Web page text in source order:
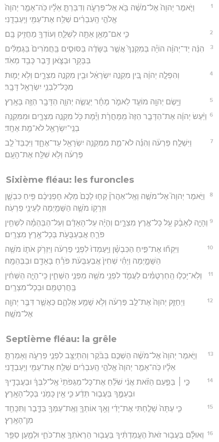
1
וַיֹּ֤אמֶר יְהוָה֙ אֶל־מֹשֶׁ֔ה בֹּ֖א אֶל־פַּרְעֹ֑ה וְדִבַּרְתָּ֣ אֵלָ֗יו כֹּֽה־אָמַ֤ר יְהוָה֙
אֱלֹהֵ֣י הָֽעִבְרִ֔ים שַׁלַּ֥ח אֶת־עַמִּ֖י וְיַֽעַבְדֻֽנִי׃
2 כִּ֛י אִם־מָאֵ֥ן אַתָּ֖ה לְשַׁלֵּ֑חַ וְעוֹדְךָ֖ מַחֲזִ֥יק בָּֽם׃
3
הִנֵּ֨ה יַד־יְהוָ֜ה הוֹיָ֗ה בְּמִקְנְךָ֙ אֲשֶׁ֣ר בַּשָּׂדֶ֔ה בַּסּוּסִ֤ים בַּֽחֲמֹרִים֙ בַּגְּמַלִּ֔ים
בַּבָּקָ֖ר וּבַצֹּ֑אן דֶּ֖בֶר כָּבֵ֥ד מְאֹֽד׃
4
וְהִפְלָ֣ה יְהוָ֔ה בֵּ֚ין מִקְנֵ֣ה יִשְׂרָאֵ֔ל וּבֵ֖ין מִקְנֵ֣ה מִצְרָ֑יִם וְלֹ֥א יָמ֛וּת
מִכָּל־לִבְנֵ֥י יִשְׂרָאֵ֖ל דָּבָֽר׃
5 וַיָּ֥שֶׂם יְהוָ֖ה מוֹעֵ֣ד לֵאמֹ֑ר מָחָ֗ר יַעֲשֶׂ֧ה יְהוָ֛ה הַדָּבָ֥ר הַזֶּ֖ה בָּאָֽרֶץ׃
6 וַיַּ֨עַשׂ יְהוָ֜ה אֶת־הַדָּבָ֤ר הַזֶּה֙ מִֽמָּחֳרָ֔ת וַיָּ֕מָת כֹּ֖ל מִקְנֵ֣ה מִצְרָ֑יִם וּמִמִּקְנֵ֥ה
בְנֵֽי־יִשְׂרָאֵ֖ל לֹא־מֵ֥ת אֶחָֽד׃
7
וַיִּשְׁלַ֣ח פַּרְעֹ֔ה וְהִנֵּ֗ה לֹא־מֵ֛ת מִמִּקְנֵ֥ה יִשְׂרָאֵ֖ל עַד־אֶחָ֑ד וַיִּכְבַּד֙ לֵ֣ב
פַּרְעֹ֔ה וְלֹ֥א שִׁלַּ֖ח אֶת־הָעָֽם׃
Sixième fléau: les furoncles
8
וַיֹּ֣אמֶר יְהוָה֮ אֶל־מֹשֶׁ֣ה וְאֶֽל־אַהֲרֹן֒ קְח֤וּ לָכֶם֙ מְלֹ֣א חָפְנֵיכֶ֔ם פִּ֖יחַ כִּבְשָׁ֑ן
וּזְרָק֥וֹ מֹשֶׁ֛ה הַשָּׁמַ֖יְמָה לְעֵינֵ֥י פַרְעֹֽה׃
9 וְהָיָ֣ה לְאָבָ֔ק עַ֖ל כָּל־אֶ֣רֶץ מִצְרָ֑יִם וְהָיָ֨ה עַל־הָאָדָ֜ם וְעַל־הַבְּהֵמָ֗ה לִשְׁחִ֥ין
פֹּרֵ֛חַ אֲבַעְבֻּעֹ֖ת בְּכָל־אֶ֥רֶץ מִצְרָֽיִם׃
10
וַיִּקְח֞וּ אֶת־פִּ֣יחַ הַכִּבְשָׁ֗ן וַיַּֽעַמְדוּ֙ לִפְנֵ֣י פַרְעֹ֔ה וַיִּזְרֹ֥ק אֹת֛וֹ מֹשֶׁ֖ה
הַשָּׁמָ֑יְמָה וַיְהִ֗י שְׁחִין֙ אֲבַעְבֻּעֹ֔ת פֹּרֵ֕חַ בָּאָדָ֖ם וּבַבְּהֵמָֽה׃
11
וְלֹֽא־יָכְל֣וּ הַֽחַרְטֻמִּ֗ים לַעֲמֹ֛ד לִפְנֵ֥י מֹשֶׁ֖ה מִפְּנֵ֣י הַשְּׁחִ֑ין כִּֽי־הָיָ֣ה הַשְּׁחִ֔ין
בַּֽחֲרְטֻמִּ֖ם וּבְכָל־מִצְרָֽיִם׃
12
וַיְחַזֵּ֤ק יְהוָה֙ אֶת־לֵ֣ב פַּרְעֹ֔ה וְלֹ֥א שָׁמַ֖ע אֲלֵהֶ֑ם כַּאֲשֶׁ֛ר דִּבֶּ֥ר יְהוָ֖ה
אֶל־מֹשֶֽׁה׃
Septième fléau: la grêle
13
וַיֹּ֤אמֶר יְהוָה֙ אֶל־מֹשֶׁ֔ה הַשְׁכֵּ֣ם בַּבֹּ֔קֶר וְהִתְיַצֵּ֖ב לִפְנֵ֣י פַרְעֹ֑ה וְאָמַרְתָּ֣
אֵלָ֗יו כֹּֽה־אָמַ֤ר יְהוָה֙ אֱלֹהֵ֣י הָֽעִבְרִ֔ים שַׁלַּ֥ח אֶת־עַמִּ֖י וְיַֽעַבְדֻֽנִי׃
14
כִּ֣י ׀ בַּפַּ֣עַם הַזֹּ֗את אֲנִ֨י שֹׁלֵ֜חַ אֶת־כָּל־מַגֵּפֹתַי֙ אֶֽל־לִבְּךָ֔ וּבַעֲבָדֶ֖יךָ
וּבְעַמֶּ֑ךָ בַּעֲב֣וּר תֵּדַ֔ע כִּ֛י אֵ֥ין כָּמֹ֖נִי בְּכָל־הָאָֽרֶץ׃
15
כִּ֤י עַתָּה֙ שָׁלַ֣חְתִּי אֶת־יָדִ֔י וָאַ֥ךְ אוֹתְךָ֛ וְאֶֽת־עַמְּךָ֖ בַּדָּ֑בֶר וַתִּכָּחֵ֖ד
מִן־הָאָֽרֶץ׃
16
וְאוּלָ֗ם בַּעֲב֥וּר זֹאת֙ הֶעֱמַדְתִּ֔יךָ בַּעֲב֖וּר הַרְאֹתְךָ֣ אֶת־כֹּחִ֑י וּלְמַ֛עַן סַפֵּ֥ר